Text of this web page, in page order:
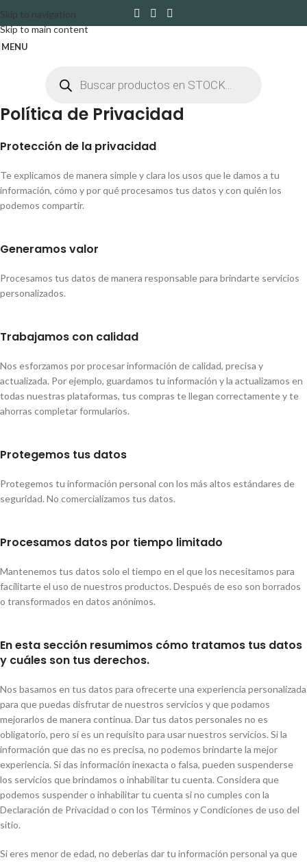
Skip to navigation
Skip to main content
MENU
Política de Privacidad
Protección de la privacidad
Te explicamos de manera simple y clara los usos que le damos a tu
información, cómo y por qué procesamos tus datos y con quién los
podemos compartir.
Generamos valor
Procesamos tus datos de manera responsable para brindarte servicios
personalizados.
Trabajamos con calidad
Nos esforzamos por procesar información de calidad, precisa y
actualizada. Por ejemplo, guardamos tu información y la actualizamos en
todas nuestras plataformas, tus compras te llegan correctamente y te
ahorras completar formularios.
Protegemos tus datos
Protegemos tu información personal con los más altos estándares de
seguridad. No comercializamos tus datos.
Procesamos datos por tiempo limitado
Mantenemos tus datos solo el tiempo en el que los necesitamos para
facilitarte el uso de nuestros productos. Después de eso son borrados
o transformados en datos anónimos.
En esta sección resumimos cómo tratamos tus datos
y cuáles son tus derechos.
Nos basamos en tus datos para ofrecerte una experiencia personalizada
para que puedas disfrutar de nuestros servicios y que podamos
mejorarlos de manera continua. Dar tus datos personales no es
obligatorio, pero sí es un requisito para usar nuestros servicios. Si la
información que das no es precisa, no podemos brindarte la mejor
experiencia. Si das información inexacta o falsa, pueden suspenderse
los servicios que brindamos o inhabilitar tu cuenta. Considera que
podemos suspender o inhabilitar tu cuenta si no cumples con la
Declaración de Privacidad o con los Términos y Condiciones de uso del
sitio.
Si eres menor de edad, no deberías dar tu información personal ya que